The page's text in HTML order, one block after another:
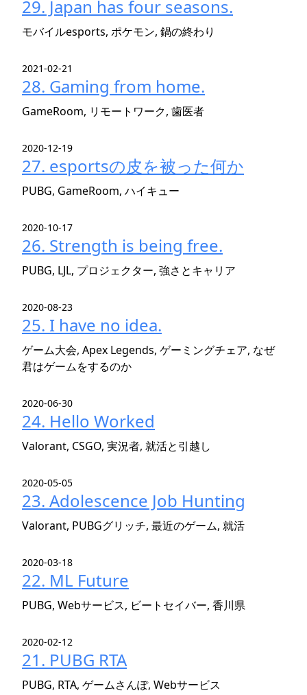
29. Japan has four seasons.
モバイルesports, ポケモン, 鍋の終わり
2021-02-21
28. Gaming from home.
GameRoom, リモートワーク, 歯医者
2020-12-19
27. esportsの皮を被った何か
PUBG, GameRoom, ハイキュー
2020-10-17
26. Strength is being free.
PUBG, LJL, プロジェクター, 強さとキャリア
2020-08-23
25. I have no idea.
ゲーム大会, Apex Legends, ゲーミングチェア, なぜ
君はゲームをするのか
2020-06-30
24. Hello Worked
Valorant, CSGO, 実況者, 就活と引越し
2020-05-05
23. Adolescence Job Hunting
Valorant, PUBGグリッチ, 最近のゲーム, 就活
2020-03-18
22. ML Future
PUBG, Webサービス, ビートセイバー, 香川県
2020-02-12
21. PUBG RTA
PUBG, RTA, ゲームさんぽ, Webサービス